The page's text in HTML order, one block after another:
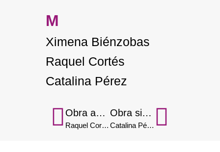
M
Ximena Biénzobas
Raquel Cortés
Catalina Pérez
Obra anterior
Raquel Cortés
Obra siguiente
Catalina Pérez